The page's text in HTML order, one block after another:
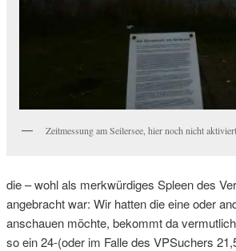
Zeitmessung am Seilersee, hier noch nicht aktiviert
die – wohl als merkwürdiges Spleen des
angebracht war: Wir hatten die eine oder
anschauen möchte, bekommt da
so ein 24-(oder im Falle des VPSuchers